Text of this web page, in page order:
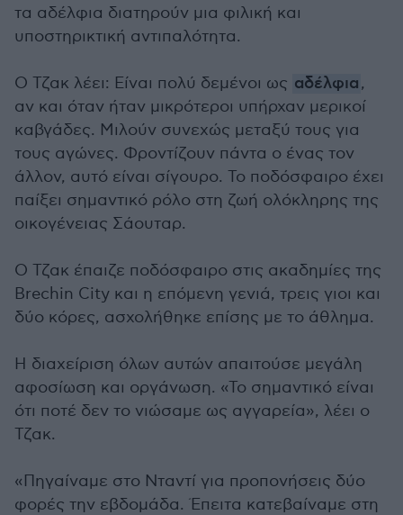
τα αδέλφια διατηρούν μια φιλική και
υποστηρικτική αντιπαλότητα.
Ο Τζακ λέει: Είναι πολύ δεμένοι ως αδέλφια,
αν και όταν ήταν μικρότεροι υπήρχαν μερικοί
καβγάδες. Μιλούν συνεχώς μεταξύ τους για
τους αγώνες. Φροντίζουν πάντα ο ένας τον
άλλον, αυτό είναι σίγουρο. Το ποδόσφαιρο έχει
παίξει σημαντικό ρόλο στη ζωή ολόκληρης της
οικογένειας Σάουταρ.
Ο Τζακ έπαιζε ποδόσφαιρο στις ακαδημίες της
Brechin City και η επόμενη γενιά, τρεις γιοι και
δύο κόρες, ασχολήθηκε επίσης με το άθλημα.
Η διαχείριση όλων αυτών απαιτούσε μεγάλη
αφοσίωση και οργάνωση. «Το σημαντικό είναι
ότι ποτέ δεν το νιώσαμε ως αγγαρεία», λέει ο
Τζακ.
«Πηγαίναμε στο Νταντί για προπονήσεις δύο
φορές την εβδομάδα. Έπειτα κατεβαίναμε στη